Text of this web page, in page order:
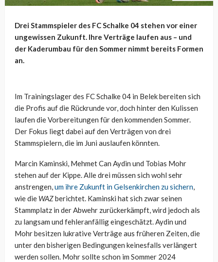
Drei Stammspieler des FC Schalke 04 stehen vor einer
ungewissen Zukunft. Ihre Verträge laufen aus – und
der Kaderumbau für den Sommer nimmt bereits Formen
an.
Im Trainingslager des FC Schalke 04 in Belekbereiten sich
die Profis auf die Rückrunde vor, doch hinter den Kulissen
laufen die Vorbereitungen für den kommenden Sommer.
Der Fokus liegt dabei auf den Verträgen von drei
Stammspielern, die im Juni auslaufen könnten.
Marcin Kaminski, MehmetCan Aydin und Tobias Mohr
stehen auf der Kippe. Alle drei müssen sich wohl sehr
anstrengen,um ihre Zukunft in Gelsenkirchen zu sichern,
wie die WAZberichtet. Kaminski hat sich zwar seinen
Stammplatz in der Abwehr zurückerkämpft, wird jedoch als
zu langsam und fehleranfällig eingeschätzt. Aydin und
Mohr besitzen lukrative Verträge aus früheren Zeiten, die
unter den bisherigen Bedingungen keinesfalls verlängert
werden sollen. Mohr sollte schon im Sommer 2024